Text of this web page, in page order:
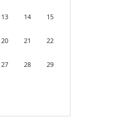
13 14 15
20 21 22
27 28 29